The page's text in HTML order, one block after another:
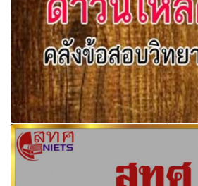
โหลดฟรี คลังข้อสอบวิทยาศาสตร์ ข้อสอ